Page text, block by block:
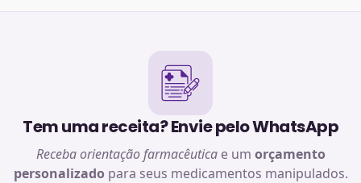
Tem uma receita? Envie pelo WhatsApp
Receba orientação farmacêuticae um orçamento
personalizado para seus medicamentos manipulados.